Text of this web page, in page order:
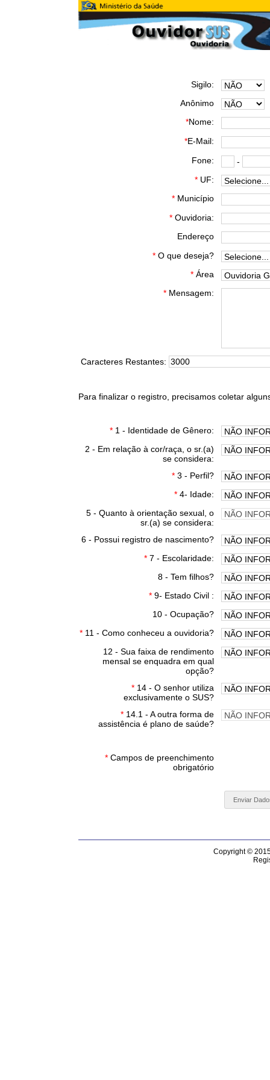
Sigilo:
Anônimo
*Nome:
*E-Mail:
Fone:
-
* UF:
* Município
Ouvidoria:
Endereço
* O que deseja?
* Área
* Mensagem:
Caracteres Restantes:
Para finalizar o registro, precisamos coletar
* 1 - Identidade de Gênero:
2 - Em relação à cor/raça, o sr.(a)
se considera:
* 3 - Perfil?
* 4- Idade:
5 - Quanto à orientação sexual, o
sr.(a) se considera:
6 - Possui registro de nascimento?
* 7 - Escolaridade:
8 - Tem filhos?
* 9- Estado Civil :
10 - Ocupação?
* 11 - Como conheceu a ouvidoria?
12 - Sua faixa de rendimento
mensal se enquadra em qual
opção?
* 14 - O senhor utiliza
exclusivamente o SUS?
* 14.1 - A outra forma de
assistência é plano de saúde?
* Campos de preenchimento
obrigatório
Copyright ©